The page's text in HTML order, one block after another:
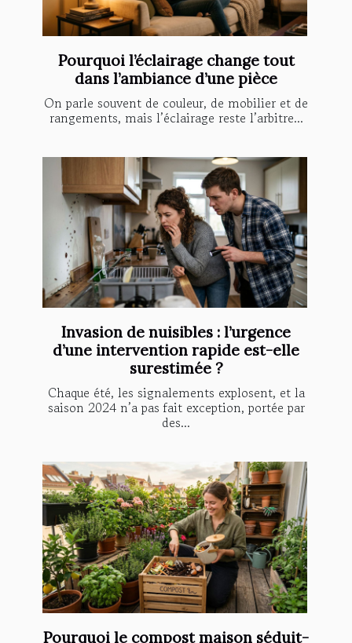
Pourquoi l’éclairage change tout
dans l’ambiance d’une pièce
On parle souvent de couleur, de mobilier et de
rangements, mais l’éclairage reste l’arbitre...
Invasion de nuisibles : l’urgence
d’une intervention rapide est-elle
surestimée ?
Chaque été, les signalements explosent, et la
saison 2024 n’a pas fait exception, portée par
des...
Pourquoi le compost maison séduit-